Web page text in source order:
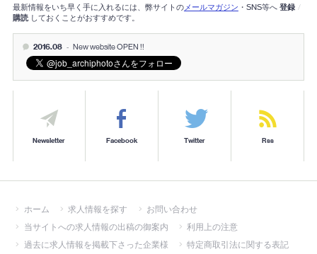
最新情報をいち早く手に入れるには、弊サイトのメールマガジン ・SNS等へ 登録 /
購読 しておくことがおすすめです。
2016.08 - New website OPEN !!
Newsletter Facebook Twitter Rss
ホーム 求人情報を探す
お問い合わせ
当サイトへの求人情報の出稿の御案内
利用上の注意
過去に求人情報を掲載下さった企業様
特定商取引法に関する表記